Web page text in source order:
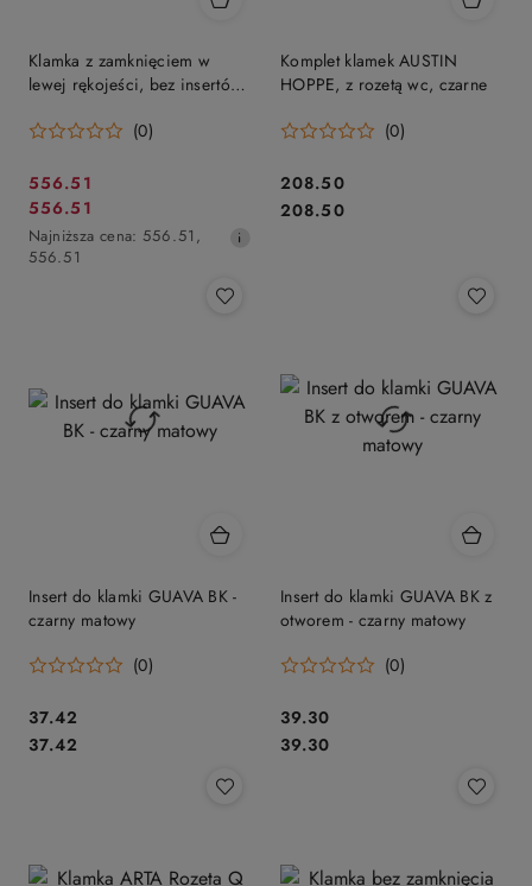
Klamka z zamknięciem w
lewej rękojeści, bez insertów
LEFT - czarny matowy
(0)
Cena
promocyjna:
556.51
Cena
promocyjna:
556.51
Najniższa
cena
Najniższa cena: 556.51 ,
556.51
Komplet klamek AUSTIN
HOPPE, z rozetą wc, czarne
(0)
Cena:
208.50
Cena:
208.50
Insert do klamki GUAVA BK -
czarny matowy
(0)
Cena:
37.42
Cena:
37.42
Insert do klamki GUAVA BK z
otworem - czarny matowy
(0)
Cena:
39.30
Cena:
39.30